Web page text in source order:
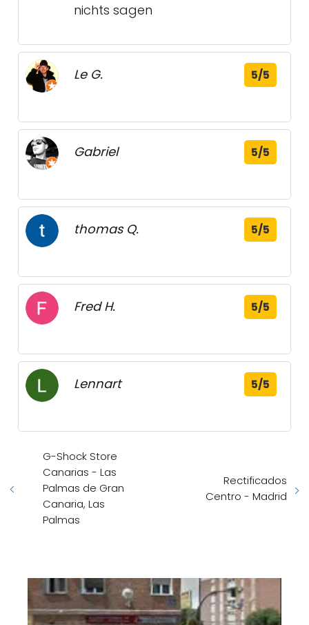
nichts sagen
Le G. 5/5
Gabriel 5/5
thomas Q. 5/5
Fred H. 5/5
Lennart 5/5
G-Shock Store
Canarias - Las
Palmas de Gran
Canaria, Las
Palmas
Rectificados
Centro - Madrid